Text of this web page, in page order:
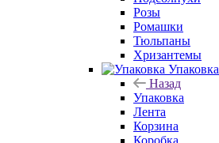
Розы
Ромашки
Тюльпаны
Хризантемы
Упаковка
Назад
Упаковка
Лента
Корзина
Коробка